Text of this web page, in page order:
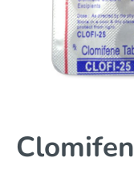
Clomifen